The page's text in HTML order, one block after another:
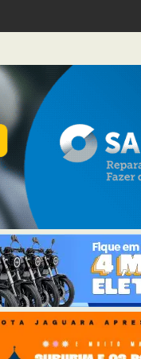
voltadas a pessoas 60+